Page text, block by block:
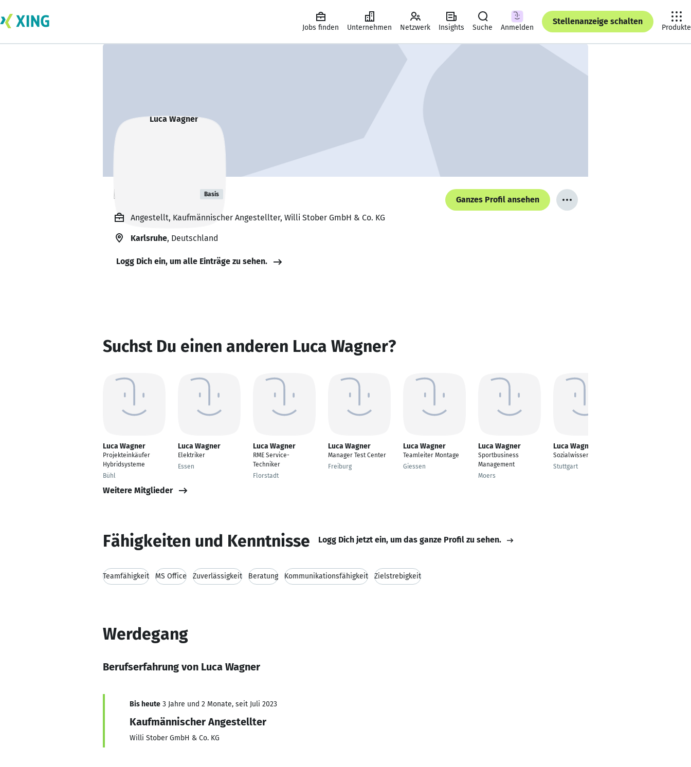
Jobs finden Unternehmen Netzwerk Insights Suche Anmelden
Stellenanzeige schalten
Produkte
Luca Wagner Basis
Ganzes Profil ansehen
Angestellt, Kaufmännischer Angestellter, Willi Stober GmbH & Co. KG
Karlsruhe, Deutschland
Logg Dich ein, um alle Einträge zu sehen.
Suchst Du einen anderen Luca Wagner?
Luca Wagner
Projekteinkäufer
Hybridsysteme
Bühl
Luca Wagner
Elektriker
Essen
Luca Wagner
RME Service-
Techniker
Florstadt
Luca Wagner
Manager Test Center
Freiburg
Luca Wagner
Teamleiter Montage
Giessen
Luca Wagner
Sportbusiness
Management
Moers
Luca Wagner
Sozialwissenschaftler
Stuttgart
Weitere Mitglieder
Fähigkeiten und Kenntnisse Logg Dich jetzt ein, um das ganze Profil zu sehen.
Teamfähigkeit MS Office Zuverlässigkeit Beratung Kommunikationsfähigkeit Zielstrebigkeit
Werdegang
Berufserfahrung von Luca Wagner
Bis heute 3 Jahre und 2 Monate, seit Juli 2023
Kaufmännischer Angestellter
Willi Stober GmbH & Co. KG